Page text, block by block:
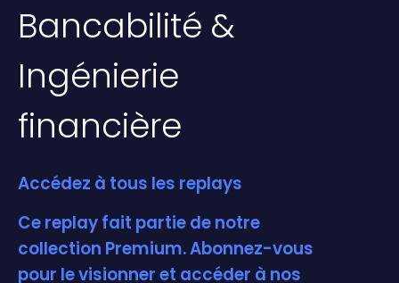
Bancabilité &
Ingénierie
financière
Accédez à tous les replays
Ce replay fait partie de notre
collection Premium. Abonnez-vous
pour le visionner et accéder à nos